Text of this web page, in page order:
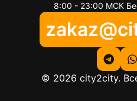
8:00 - 23:00 МСК
© 2026 city2city.